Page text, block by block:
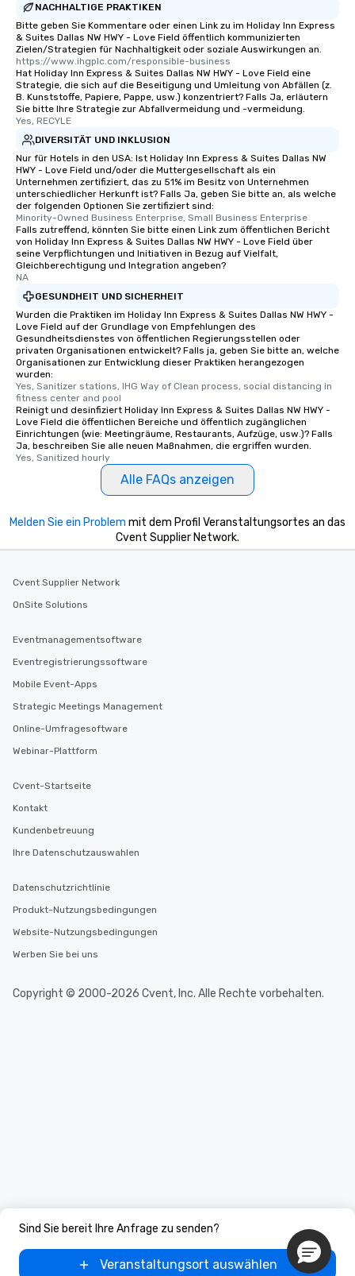
NACHHALTIGE PRAKTIKEN
Bitte geben Sie Kommentare oder einen Link zu im Holiday Inn Express
& Suites Dallas NW HWY - Love Field öffentlich kommunizierten
Zielen/Strategien für Nachhaltigkeit oder soziale Auswirkungen an.
https://www.ihgplc.com/responsible-business
Hat Holiday Inn Express & Suites Dallas NW HWY - Love Field eine
Strategie, die sich auf die Beseitigung und Umleitung von Abfällen (z.
B. Kunststoffe, Papiere, Pappe, usw.) konzentriert? Falls Ja, erläutern
Sie bitte Ihre Strategie zur Abfallvermeidung und -vermeidung.
Yes, RECYLE
DIVERSITÄT UND INKLUSION
Nur für Hotels in den USA: Ist Holiday Inn Express & Suites Dallas NW
HWY - Love Field und/oder die Muttergesellschaft als ein
Unternehmen zertifiziert, das zu 51% im Besitz von Unternehmen
unterschiedlicher Herkunft ist? Falls Ja, geben Sie bitte an, als welche
der folgenden Optionen Sie zertifiziert sind:
Minority-Owned Business Enterprise, Small Business Enterprise
Falls zutreffend, könnten Sie bitte einen Link zum öffentlichen Bericht
von Holiday Inn Express & Suites Dallas NW HWY - Love Field über
seine Verpflichtungen und Initiativen in Bezug auf Vielfalt,
Gleichberechtigung und Integration angeben?
NA
GESUNDHEIT UND SICHERHEIT
Wurden die Praktiken im Holiday Inn Express & Suites Dallas NW HWY -
Love Field auf der Grundlage von Empfehlungen des
Gesundheitsdienstes von öffentlichen Regierungsstellen oder
privaten Organisationen entwickelt? Falls ja, geben Sie bitte an, welche
Organisationen zur Entwicklung dieser Praktiken herangezogen
wurden:
Yes, Sanitizer stations, IHG Way of Clean process, social distancing in
fitness center and pool
Reinigt und desinfiziert Holiday Inn Express & Suites Dallas NW HWY -
Love Field die öffentlichen Bereiche und öffentlich zugänglichen
Einrichtungen (wie: Meetingräume, Restaurants, Aufzüge, usw.)? Falls
Ja, beschreiben Sie alle neuen Maßnahmen, die ergriffen wurden.
Yes, Sanitized hourly
Alle FAQs anzeigen
Sind Sie bereit Ihre Anfrage zu senden?
Veranstaltungsort auswählen
Melden Sie ein Problem mit dem Profil Veranstaltungsortes an das
Cvent Supplier Network.
Cvent Supplier Network
OnSite Solutions
Eventmanagementsoftware
Eventregistrierungssoftware
Mobile Event-Apps
Strategic Meetings Management
Online-Umfragesoftware
Webinar-Plattform
Cvent-Startseite
Kontakt
Kundenbetreuung
Ihre Datenschutzauswahlen
Datenschutzrichtlinie
Produkt-Nutzungsbedingungen
Website-Nutzungsbedingungen
Werben Sie bei uns
Copyright © 2000-2026 Cvent, Inc. Alle Rechte vorbehalten.